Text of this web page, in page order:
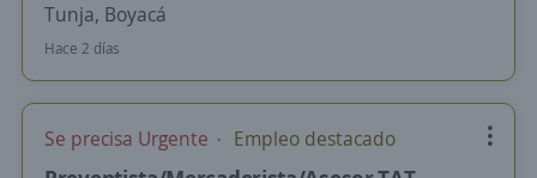
Tunja, Boyacá
Hace 2 días
Se precisa Urgente Empleo destacado